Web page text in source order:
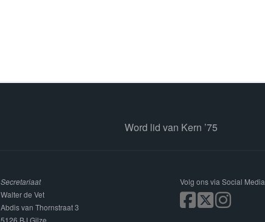
Word lid van Kern ’75
Secretariaat
Walter de Vet
Abdis van Thornstraat 3
5126 BJ Gilze
Volg ons via Social Media